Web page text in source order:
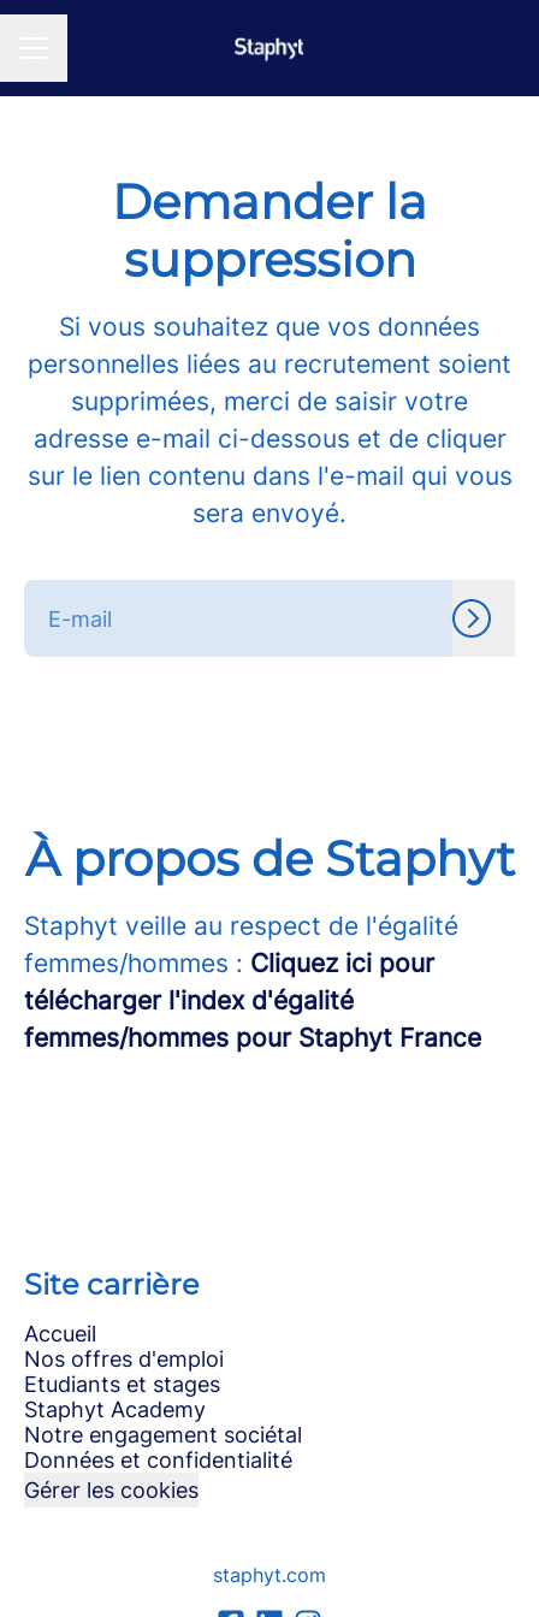
Demander la
suppression
Si vous souhaitez que vos données
personnelles liées au recrutement soient
supprimées, merci de saisir votre
adresse e-mail ci-dessous et de cliquer
sur le lien contenu dans l'e-mail qui vous
sera envoyé.
À propos de Staphyt
Staphyt veille au respect de l'égalité
femmes/hommes : Cliquez ici pour
télécharger l'index d'égalité
femmes/hommes pour Staphyt France
Site carrière
Accueil
Nos offres d'emploi
Etudiants et stages
Staphyt Academy
Notre engagement sociétal
Données et confidentialité
Gérer les cookies
staphyt.com